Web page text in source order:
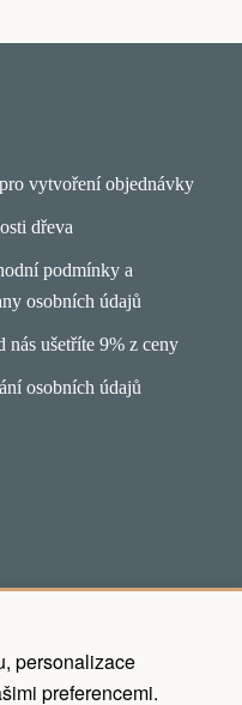
personalizace
preferencemi.
vytvoření objednávky
dřeva
podmínky a
osobních údajů
ušetříte 9% z ceny
osobních údajů